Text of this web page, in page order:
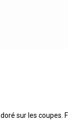
sur les